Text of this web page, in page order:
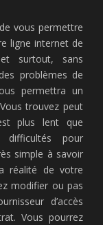
vous permettre
ligne internet de
surtout, sans
problèmes de
permettra un
trouvez peut
plus lent que
difficultés pour
simple à savoir
réalité de votre
modifier ou pas
d’accès
Vous pourrez